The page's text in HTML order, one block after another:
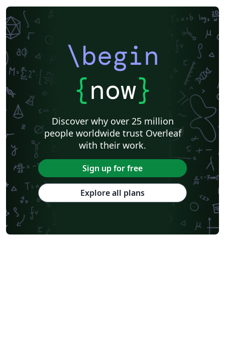
\begin
{now}
Discover why over 25 million
people worldwide trust Overleaf
with their work.
Sign up for free
Explore all plans